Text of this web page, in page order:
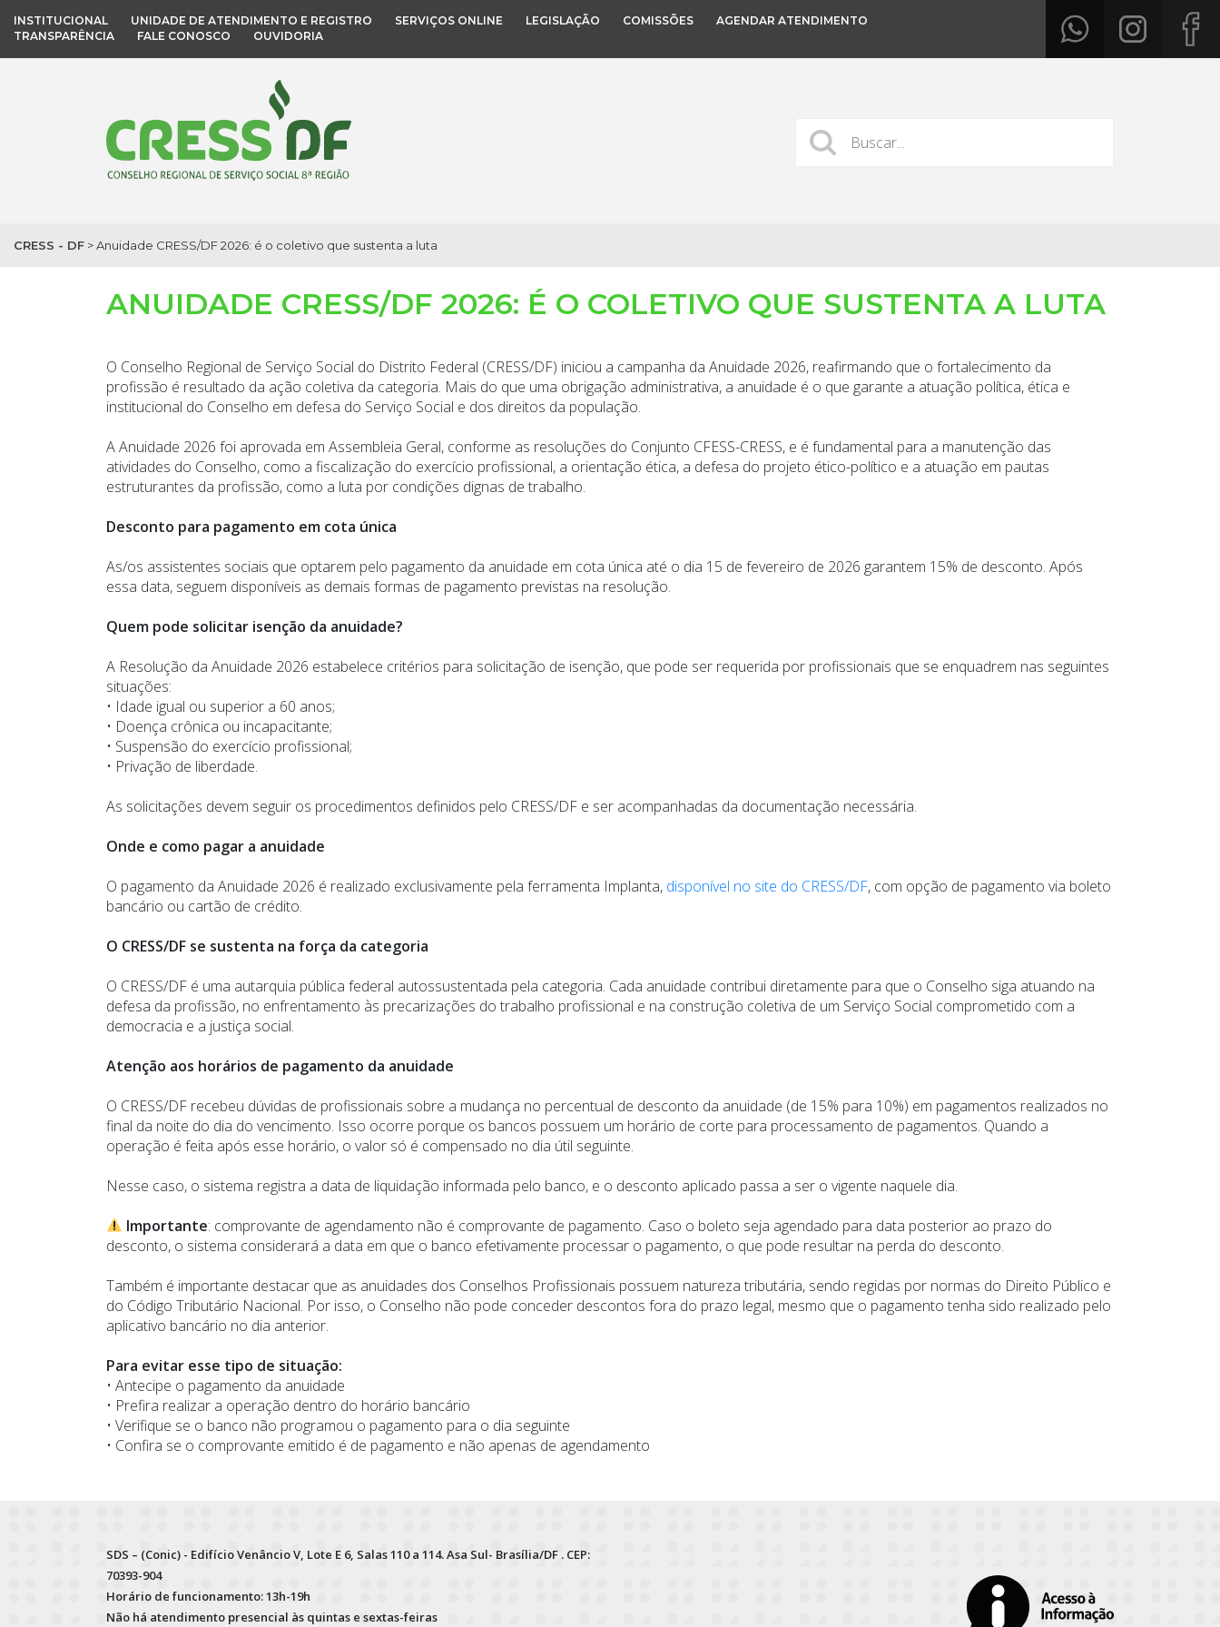
INSTITUCIONAL UNIDADE DE ATENDIMENTO E REGISTRO SERVIÇOS ONLINE LEGISLAÇÃO COMISSÕES
AGENDAR ATENDIMENTO
TRANSPARÊNCIA
FALE CONOSCO OUVIDORIA
CRESS - DF >Anuidade CRESS/DF 2026: é o coletivo que sustenta a luta
ANUIDADE CRESS/DF 2026: É O COLETIVO QUE SUSTENTA A LUTA
O Conselho Regional de Serviço Social do Distrito Federal (CRESS/DF) iniciou a campanha da Anuidade 2026, reafirmando que o fortalecimento da
profissão é resultado da ação coletiva da categoria. Mais do que uma obrigação administrativa, a anuidade é o que garante a atuação política, ética e
institucional do Conselho em defesa do Serviço Social e dos direitos da população.
A Anuidade 2026 foi aprovada em Assembleia Geral, conforme as resoluções do Conjunto CFESS-CRESS, e é fundamental para a manutenção das
atividades do Conselho, como a fiscalização do exercício profissional, a orientação ética, a defesa do projeto ético-político e a atuação em pautas
estruturantes da profissão, como a luta por condições dignas de trabalho.
Desconto para pagamento em cota única
As/os assistentes sociais que optarem pelo pagamento da anuidade em cota única até o dia 15 de fevereiro de 2026 garantem 15% de desconto. Após
essa data, seguem disponíveis as demais formas de pagamento previstas na resolução.
Quem pode solicitar isenção da anuidade?
A Resolução da Anuidade 2026 estabelece critérios para solicitação de isenção, que pode ser requerida por profissionais que se enquadrem nas seguintes
situações:
• Idade igual ou superior a 60 anos;
• Doença crônica ou incapacitante;
• Suspensão do exercício profissional;
• Privação de liberdade.
As solicitações devem seguir os procedimentos definidos pelo CRESS/DF e ser acompanhadas da documentação necessária.
Onde e como pagar a anuidade
O pagamento da Anuidade 2026 é realizado exclusivamente pela ferramenta Implanta, disponível no site do CRESS/DF, com opção de pagamento via boleto
bancário ou cartão de crédito.
O CRESS/DF se sustenta na força da categoria
O CRESS/DF é uma autarquia pública federal autossustentada pela categoria. Cada anuidade contribui diretamente para que o Conselho siga atuando na
defesa da profissão, no enfrentamento às precarizações do trabalho profissional e na construção coletiva de um Serviço Social comprometido com a
democracia e a justiça social.
Atenção aos horários de pagamento da anuidade
O CRESS/DF recebeu dúvidas de profissionais sobre a mudança no percentual de desconto da anuidade (de 15% para 10%) em pagamentos realizados no
final da noite do dia do vencimento. Isso ocorre porque os bancos possuem um horário de corte para processamento de pagamentos. Quando a
operação é feita após esse horário, o valor só é compensado no dia útil seguinte.
Nesse caso, o sistema registra a data de liquidação informada pelo banco, e o desconto aplicado passa a ser o vigente naquele dia.
Importante: comprovante de agendamento não é comprovante de pagamento. Caso o boleto seja agendado para data posterior ao prazo do
desconto, o sistema considerará a data em que o banco efetivamente processar o pagamento, o que pode resultar na perda do desconto.
Também é importante destacar que as anuidades dos Conselhos Profissionais possuem natureza tributária, sendo regidas por normas do Direito Público e
do Código Tributário Nacional. Por isso, o Conselho não pode conceder descontos fora do prazo legal, mesmo que o pagamento tenha sido realizado pelo
aplicativo bancário no dia anterior.
Para evitar esse tipo de situação:
• Antecipe o pagamento da anuidade
• Prefira realizar a operação dentro do horário bancário
• Verifique se o banco não programou o pagamento para o dia seguinte
• Confira se o comprovante emitido é de pagamento e não apenas de agendamento
SDS – (Conic) - Edifício Venâncio V, Lote E 6, Salas 110 a 114. Asa Sul- Brasília/DF . CEP:
70393-904
Horário de funcionamento: 13h-19h
Não há atendimento presencial às quintas e sextas-feiras